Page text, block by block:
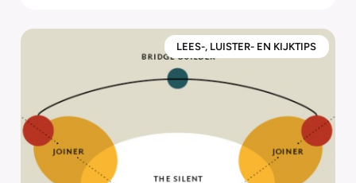
LEES-, LUISTER- EN KIJKTIPS